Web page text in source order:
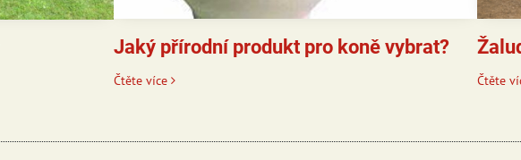
Jaký přírodní produkt pro koně vybrat?
Čtěte více Čtěte